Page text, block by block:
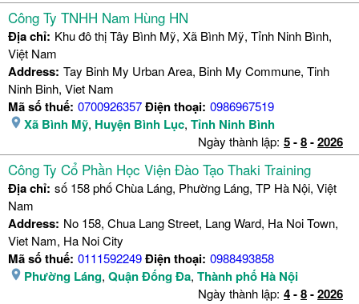
Công Ty TNHH Nam Hùng HN
Địa chỉ: Khu đô thị Tây Bình Mỹ, Xã Bình Mỹ, Tỉnh Ninh Bình,
Việt Nam
Address: Tay Binh My Urban Area, Binh My Commune, Tinh
Ninh Binh, Viet Nam
Mã số thuế: 0700926357Điện thoại: 0986967519
Xã Bình Mỹ, Huyện Bình Lục, Tỉnh Ninh Bình
Ngày thành lập: 5-8-2026
Công Ty Cổ Phần Học Viện Đào Tạo Thaki Training
Địa chỉ: số 158 phố Chùa Láng, Phường Láng, TP Hà Nội, Việt
Nam
Address: No 158, Chua Lang Street, Lang Ward, Ha Noi Town,
Viet Nam, Ha Noi City
Mã số thuế: 0111592249Điện thoại: 0988493858
Phường Láng, Quận Đống Đa, Thành phố Hà Nội
Ngày thành lập: 4-8-2026